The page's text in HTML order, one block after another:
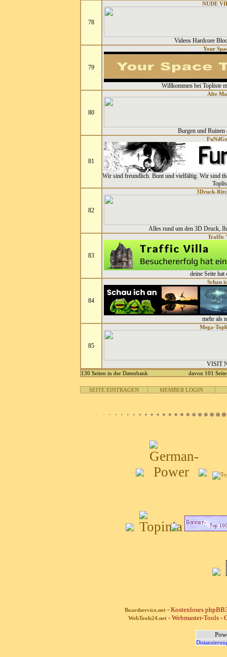
78
NUDE
Videos Hardcore
79
Your
Willkommen bei Topliste
80
Alte
Burgen und Ruinen
81
Wir sind freundlich. Bunt und vielfältig. Wir sind
82
3Druck-
Alles rund um den 3D Druck,
83
Traffic
deine Seite hat
84
Schau
mehr als
85
Mega-
VISIT
130 Seiten in der Datenbank davon 101
SEITE EINTRAGEN MEMBER LOGIN
Boardservice.net- Kostenloses
WebTools24.net - Webmaster-Tools -